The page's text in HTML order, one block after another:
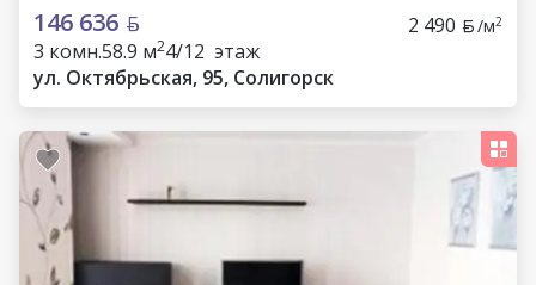
146 636 2 490 /м2
3 комн.58.9 м24/12 этаж
ул. Октябрьская, 95, Солигорск